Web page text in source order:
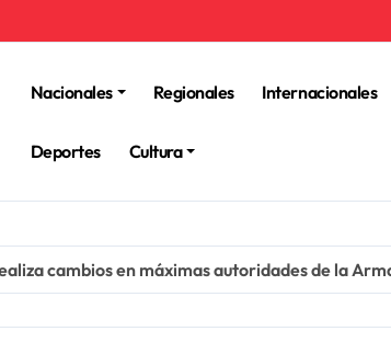
Nacionales
Regionales Internacionales
Deportes Cultura
cambios en máximas autoridades de la